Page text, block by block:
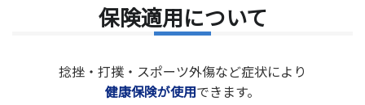
保険適用について
捻挫・打撲・スポーツ外傷など症状により
健康保険が使用できます。